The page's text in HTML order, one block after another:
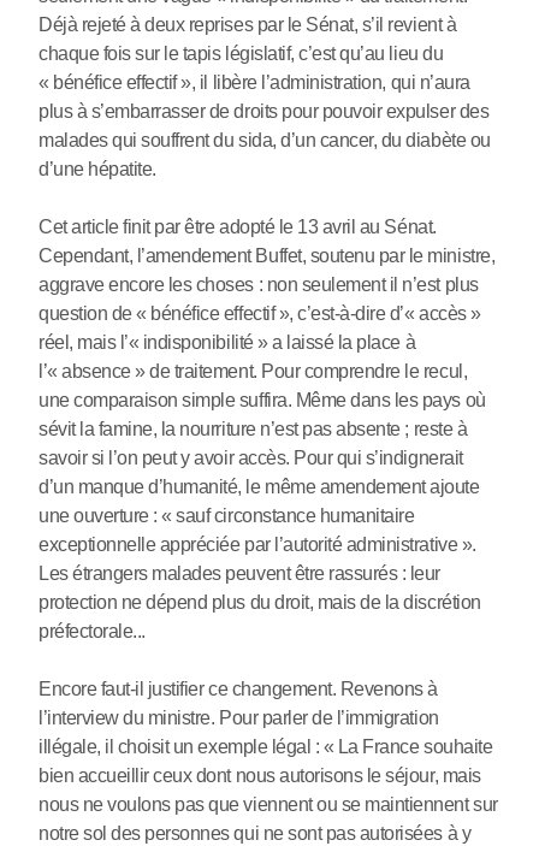
Déjà rejeté à deux reprises par le Sénat, s’il revient à
chaque fois sur le tapis législatif, c’est qu’au lieu du
« bénéfice effectif », il libère l’administration, qui n’aura
plus à s’embarrasser de droits pour pouvoir expulser des
malades qui souffrent du sida, d’un cancer, du diabète ou
d’une hépatite.
Cet article finit par être adopté le 13 avril au Sénat.
Cependant, l’amendement Buffet, soutenu par le ministre,
aggrave encore les choses : non seulement il n’est plus
question de « bénéfice effectif », c’est-à-dire d’« accès »
réel, mais l’« indisponibilité » a laissé la place à
l’« absence » de traitement. Pour comprendre le recul,
une comparaison simple suffira. Même dans les pays où
sévit la famine, la nourriture n’est pas absente ; reste à
savoir si l’on peut y avoir accès. Pour qui s’indignerait
d’un manque d’humanité, le même amendement ajoute
une ouverture : « sauf circonstance humanitaire
exceptionnelle appréciée par l’autorité administrative ».
Les étrangers malades peuvent être rassurés : leur
protection ne dépend plus du droit, mais de la discrétion
préfectorale...
Encore faut-il justifier ce changement. Revenons à
l’interview du ministre. Pour parler de l’immigration
illégale, il choisit un exemple légal : « La France souhaite
bien accueillir ceux dont nous autorisons le séjour, mais
nous ne voulons pas que viennent ou se maintiennent sur
notre sol des personnes qui ne sont pas autorisées à y